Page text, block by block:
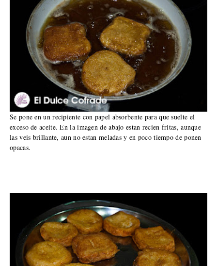
Se pone en un recipiente con papel absorbente para que suelte el
exceso de aceite. En la imagen de abajo estan recien fritas, aunque
las veis brillante, aun no estan meladas y en poco tiempo de ponen
opacas.